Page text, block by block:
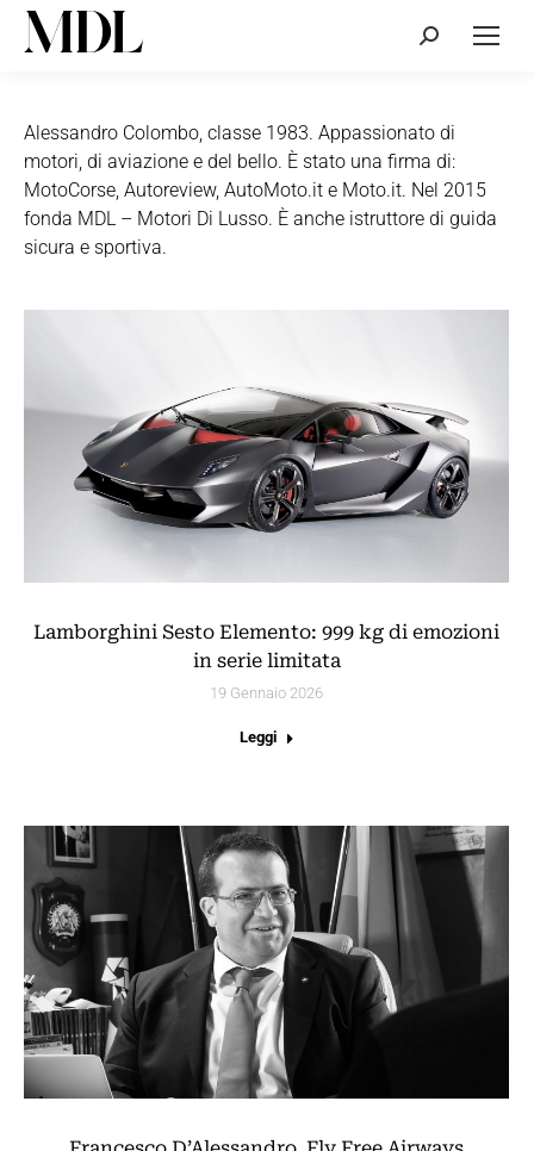
Cerca:
Alessandro Colombo, classe 1983. Appassionato di
motori, di aviazione e del bello. È stato una firma di:
MotoCorse, Autoreview, AutoMoto.it e Moto.it. Nel 2015
fonda MDL – Motori Di Lusso. È anche istruttore di guida
sicura e sportiva.
Lamborghini Sesto Elemento: 999 kg di emozioni
in serie limitata
19 Gennaio 2026
Leggi